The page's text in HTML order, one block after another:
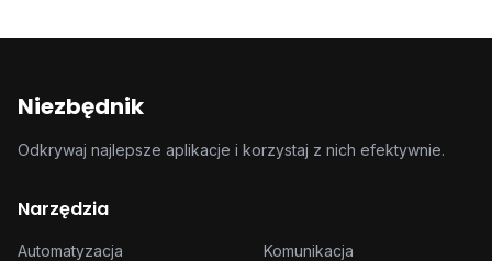
Niezbędnik
Odkrywaj najlepsze aplikacje i korzystaj z nich efektywnie.
Narzędzia
Automatyzacja
Komunikacja